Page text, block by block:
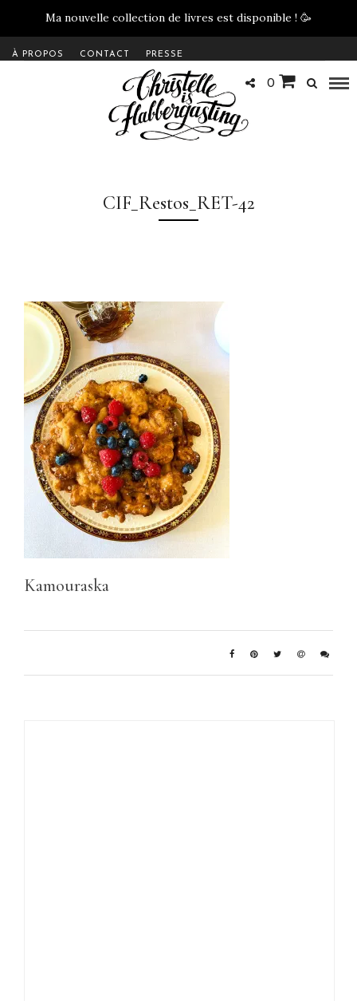
Ma nouvelle collection de livres est disponible ! 🥳
À PROPOS CONTACT PRESSE
0
CIF_Restos_RET-42
Kamouraska